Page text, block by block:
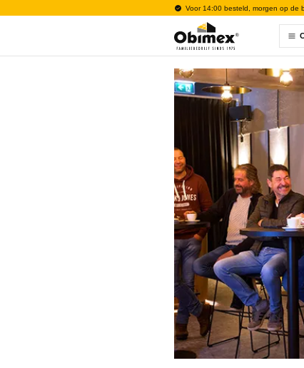
Voor 14:00 besteld, morgen op de